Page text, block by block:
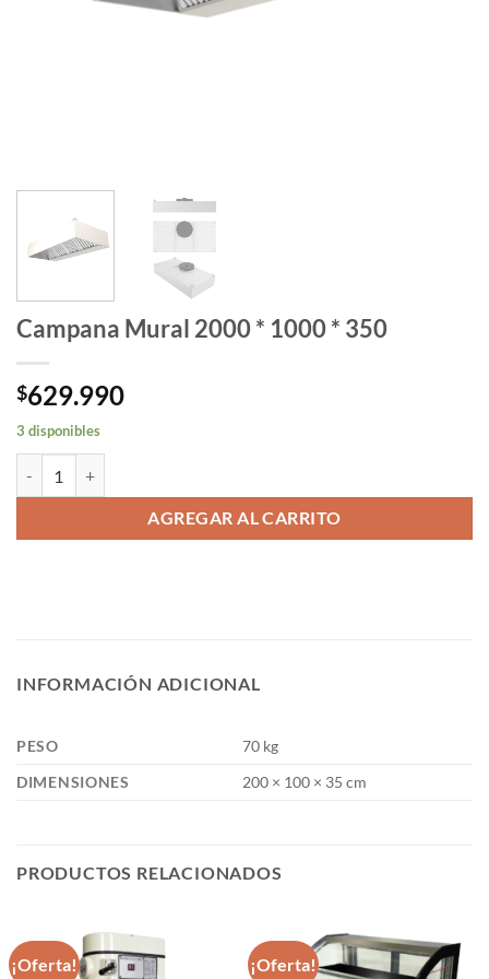
Campana Mural 2000 * 1000 * 350
$629.990
3 disponibles
AGREGAR AL CARRITO
INFORMACIÓN ADICIONAL
PESO
70 kg
DIMENSIONES
200 × 100 × 35 cm
PRODUCTOS RELACIONADOS
¡Oferta! ¡Oferta!